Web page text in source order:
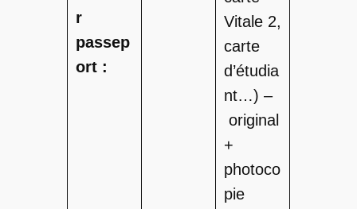
r
passep
ort :
Vitale 2,
carte
d’étudia
nt…) –
original
+
photoco
pie